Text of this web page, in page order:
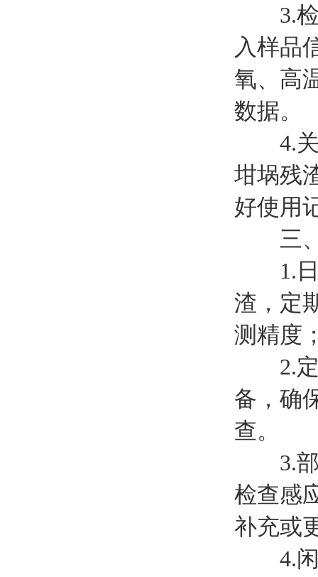
3.检
入样品
氧、高
数据。
4.关
坩埚残
好使用
三、
1.日
渣，定
测精度
2.定
备，确
查。
3.部
检查感
补充或
4.闲